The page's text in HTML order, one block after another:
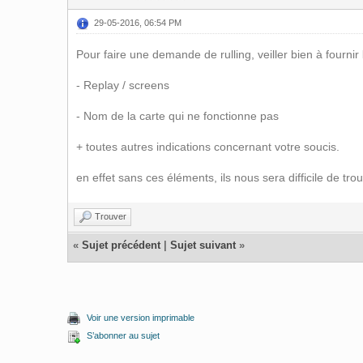
29-05-2016, 06:54 PM
Pour faire une demande de rulling, veiller bien à fournir
- Replay / screens
- Nom de la carte qui ne fonctionne pas
+ toutes autres indications concernant votre soucis.
en effet sans ces éléments, ils nous sera difficile de
Trouver
« Sujet précédent| Sujet suivant»
Voir une version imprimable
S’abonner au sujet